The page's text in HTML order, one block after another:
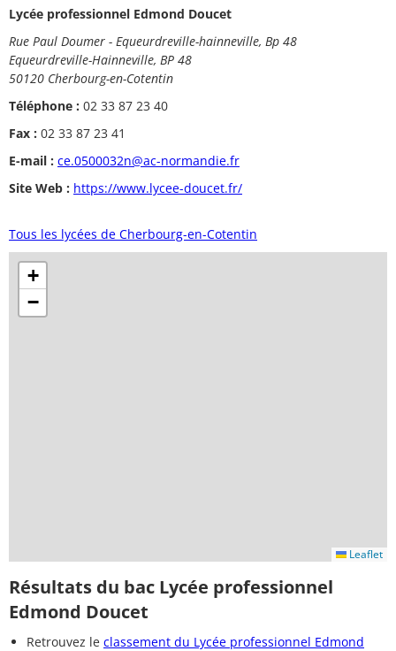
Lycée professionnel Edmond Doucet
Rue Paul Doumer - Equeurdreville-hainneville, Bp 48
Equeurdreville-Hainneville, BP 48
50120 Cherbourg-en-Cotentin
Téléphone : 02 33 87 23 40
Fax : 02 33 87 23 41
E-mail : ce.0500032n@ac-normandie.fr
Site Web : https://www.lycee-doucet.fr/
Tous les lycées de Cherbourg-en-Cotentin
+
−
Leaflet
Résultats du bac Lycée professionnel
Edmond Doucet
Retrouvez le classement du Lycée professionnel Edmond